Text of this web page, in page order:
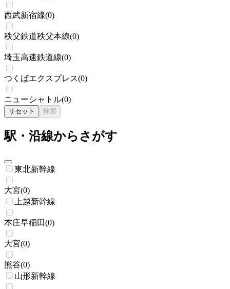
西武新宿線(0)
秩父鉄道秩父本線(0)
埼玉高速鉄道線(0)
つくばエクスプレス(0)
ニューシャトル(0)
リセット 検索
駅・沿線からさがす
東北新幹線
大宮(0)
上越新幹線
本庄早稲田(0)
大宮(0)
熊谷(0)
山形新幹線